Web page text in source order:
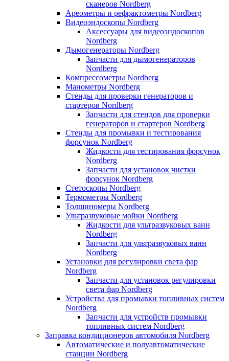
сканеров Nordberg
Ареометры и рефрактометры Nordberg
Видеоэндоскопы Nordberg
Аксессуары для видеоэндоскопов
Nordberg
Дымогенераторы Nordberg
Запчасти для дымогенераторов
Nordberg
Компрессометры Nordberg
Манометры Nordberg
Стенды для проверки генераторов и
стартеров Nordberg
Запчасти для стендов для проверки
генераторов и стартеров Nordberg
Стенды для промывки и тестирования
форсунок Nordberg
Жидкости для тестирования форсунок
Nordberg
Запчасти для установок чистки
форсунок Nordberg
Стетоскопы Nordberg
Термометры Nordberg
Толщиномеры Nordberg
Ультразвуковые мойки Nordberg
Жидкости для ультразвуковых ванн
Nordberg
Запчасти для ультразвуковых ванн
Nordberg
Установки для регулировки света фар
Nordberg
Запчасти для установок регулировки
света фар Nordberg
Устройства для промывки топливных систем
Nordberg
Запчасти для устройств промывки
топливных систем Nordberg
Заправка кондиционеров автомобиля Nordberg
Автоматические и полуавтоматические
станции Nordberg